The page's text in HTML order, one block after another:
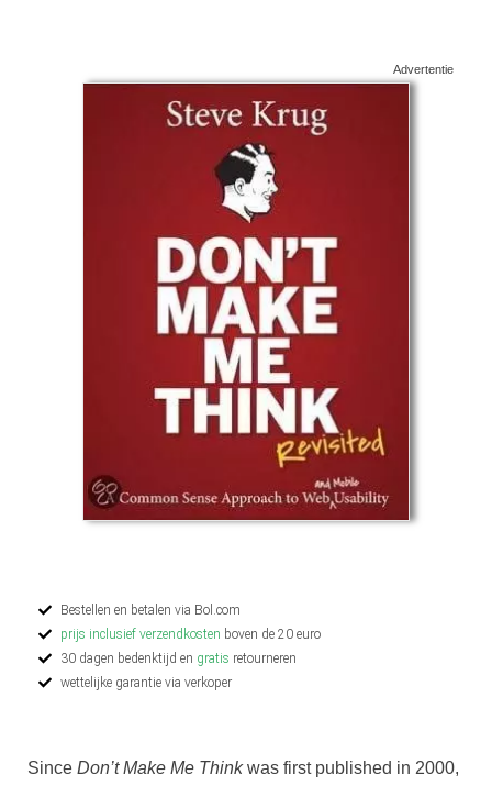
Advertentie
Bestellen en betalen via Bol.com
prijs inclusief verzendkosten boven de 20 euro
30 dagen bedenktijd en gratis retourneren
wettelijke garantie via verkoper
SinceDon’t Make Me Thinkwas first published in 2000,